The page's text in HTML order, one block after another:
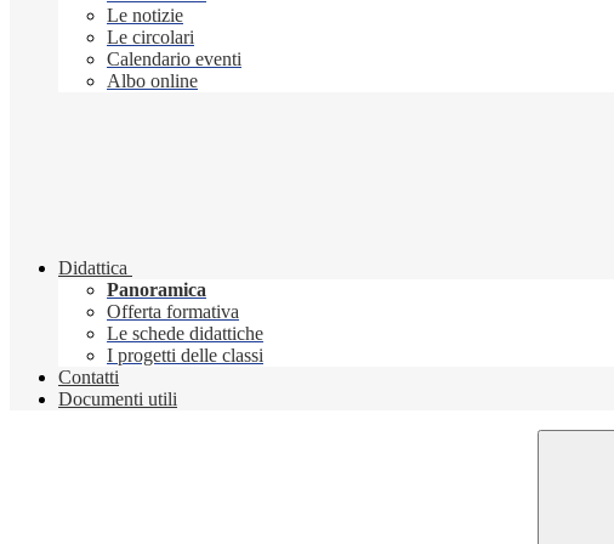
Le notizie
Le circolari
Calendario eventi
Albo online
Didattica
Panoramica
Offerta formativa
Le schede didattiche
I progetti delle classi
Contatti
Documenti utili